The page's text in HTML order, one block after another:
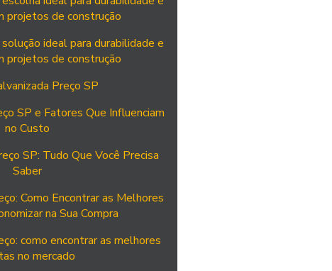
projetos de construção
ideal para durabilidade e
projetos de construção
Preço SP
SP e Fatores Que Influenciam
no Custo
SP: Tudo Que Você Precisa
Saber
Como Encontrar as Melhores
na Sua Compra
como encontrar as melhores
no mercado